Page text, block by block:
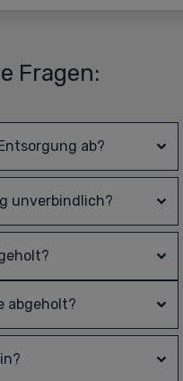
Fragen:
ab?
unverbindlich?
abgeholt?